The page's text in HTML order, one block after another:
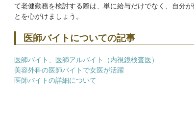
て老健勤務を検討する際は、単に給与だけでなく、自分
とを心がけましょう。
医師バイトについての記事
医師バイト、医師アルバイト（内視鏡検査医）
美容外科の医師バイトで女医が活躍
医師バイトの詳細について